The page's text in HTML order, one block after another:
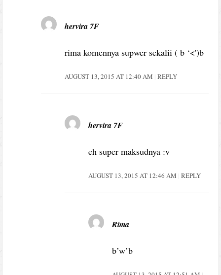
hervira 7F
rima komennya supwer sekalii ( b ‘<')b
AUGUST 13, 2015 AT 12:40 AM REPLY
hervira 7F
eh super maksudnya :v
AUGUST 13, 2015 AT 12:46 AM REPLY
Rima
b’w’b